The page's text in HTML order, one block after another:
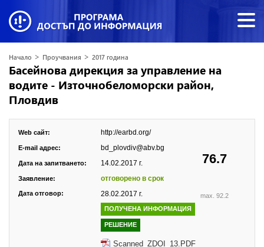
Начало > Проучвания > 2017 година
Басейнова дирекция за управление на
водите - Източнобеломорски район,
Пловдив
76.7
max. 92.2
Web сайт: http://earbd.org/
E-mail адрес: bd_plovdiv@abv.bg
Дата на запитването: 14.02.2017 г.
Заявление: отговорено в срок
Дата отговор: 28.02.2017 г.
ПОЛУЧЕНА ИНФОРМАЦИЯ
РЕШЕНИЕ
Scanned_ZDOI_13.PDF